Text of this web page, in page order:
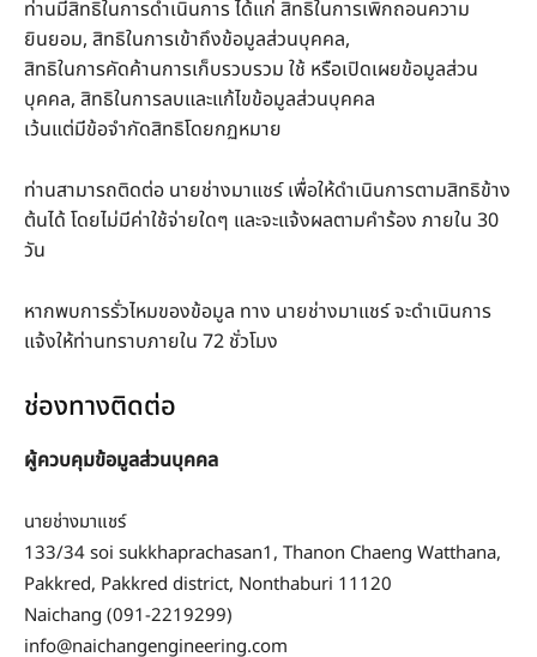
ท่านมีสิทธิในการดำเนินการ ได้แก่ สิทธิในการเพิกถอนความ
ยินยอม, สิทธิในการเข้าถึงข้อมูลส่วนบุคคล,
สิทธิในการคัดค้านการเก็บรวบรวม ใช้ หรือเปิดเผยข้อมูลส่วน
บุคคล, สิทธิในการลบและแก้ไขข้อมูลส่วนบุคคล
เว้นแต่มีข้อจำกัดสิทธิโดยกฏหมาย
ท่านสามารถติดต่อ นายช่างมาแชร์ เพื่อให้ดำเนินการตามสิทธิข้าง
ต้นได้ โดยไม่มีค่าใช้จ่ายใดๆ และจะแจ้งผลตามคำร้อง ภายใน 30
วัน
หากพบการรั่วไหมของข้อมูล ทาง นายช่างมาแชร์ จะดำเนินการ
แจ้งให้ท่านทราบภายใน 72 ชั่วโมง
ช่องทางติดต่อ
ผู้ควบคุมข้อมูลส่วนบุคคล
นายช่างมาแชร์
133/34 soi sukkhaprachasan1, Thanon Chaeng Watthana,
Pakkred, Pakkred district, Nonthaburi 11120
Naichang (091-2219299)
info@naichangengineering.com